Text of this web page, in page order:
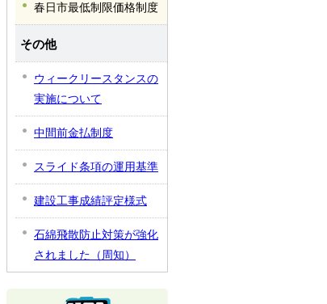
春日市最低制限価格制度
その他
ウィークリースタンスの
実施について
中間前金払制度
スライド条項の運用基準
建設工事成績評定様式
石綿飛散防止対策が強化
されました（周知）